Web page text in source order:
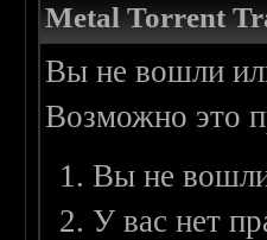
Metal Torrent
Вы не вошли
Возможно это
Вы не
У вас нет